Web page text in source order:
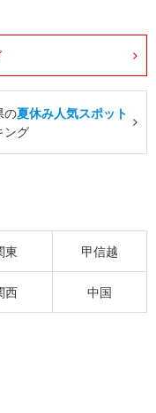
の夏休み人気スポット
ング
東 甲信越
西 中国